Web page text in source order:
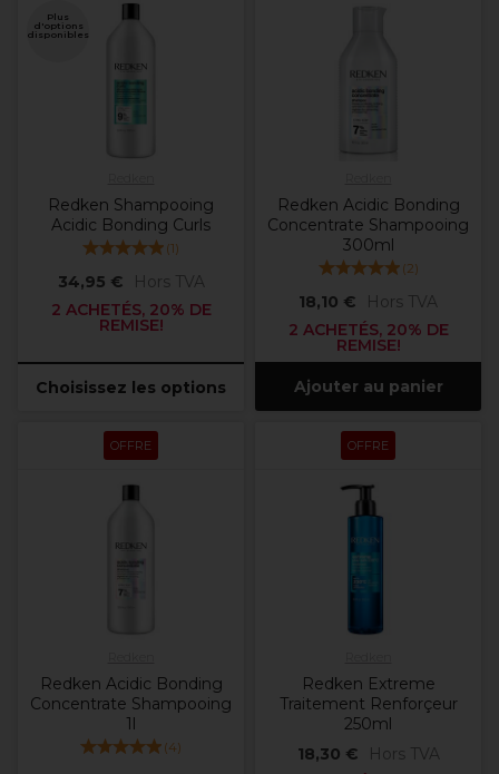
Plus
d'options
disponibles
Redken Shampooing
Acidic Bonding Curls
(1)
34,95 €
Hors TVA
2 ACHETÉS, 20% DE
REMISE!
Choisissez les options
Redken Acidic Bonding
Concentrate Shampooing
300ml
(2)
18,10 €
Hors TVA
2 ACHETÉS, 20% DE
REMISE!
Ajouter au panier
OFFRE
Redken Acidic Bonding
Concentrate Shampooing
1l
(4)
OFFRE
Redken Extreme
Traitement Renforçeur
250ml
18,30 €
Hors TVA